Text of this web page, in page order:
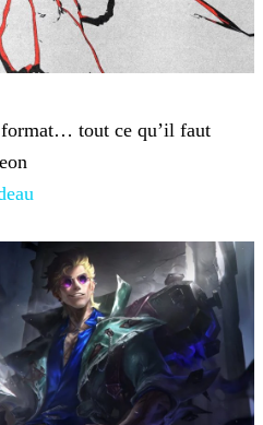
tout ce qu’il faut